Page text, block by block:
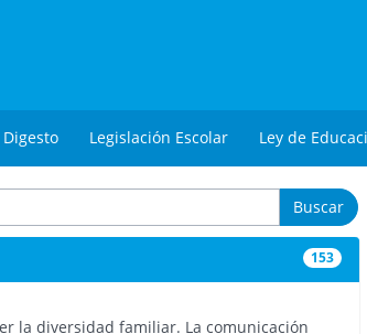
Digesto Legislación Escolar Ley de
Buscar
153
la diversidad familiar. La comunicación